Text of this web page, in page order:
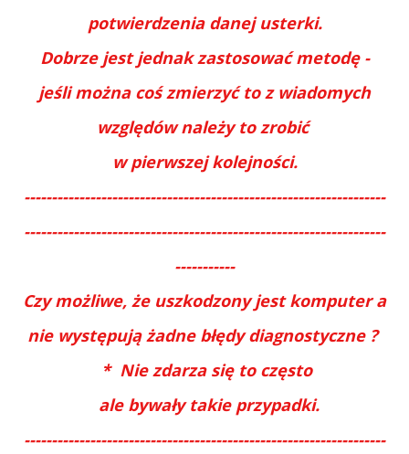
potwierdzenia danej usterki.
Dobrze jest jednak zastosować metodę -
jeśli można coś zmierzyć to z wiadomych
względów należy to zrobić
w pierwszej kolejności.
------------------------------------------------------------------
------------------------------------------------------------------
-----------
Czy możliwe, że uszkodzony jest komputer a
nie występują żadne błędy diagnostyczne ?
* Nie zdarza się to często
ale bywały takie przypadki.
------------------------------------------------------------------